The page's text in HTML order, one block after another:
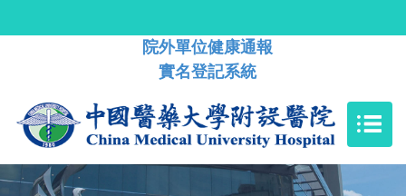
院外單位健康通報
實名登記系統